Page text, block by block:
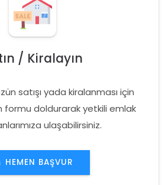
/ Kiralayın
satışı yada kiralanması için
formu doldurarak yetkili emlak
ulaşabilirsiniz.
HEMEN BAŞVUR